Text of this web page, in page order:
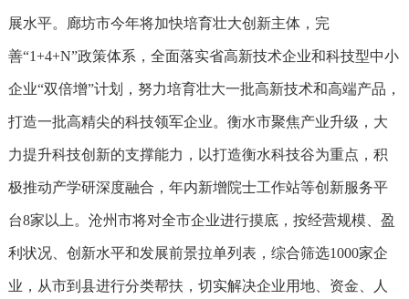
展水平。廊坊市今年将加快培育壮大创新主体，完
善“1+4+N”政策体系，全面落实省高新技术企业和科技型中小
企业“双倍增”计划，努力培育壮大一批高新技术和高端产品，
打造一批高精尖的科技领军企业。衡水市聚焦产业升级，大
力提升科技创新的支撑能力，以打造衡水科技谷为重点，积
极推动产学研深度融合，年内新增院士工作站等创新服务平
台8家以上。沧州市将对全市企业进行摸底，按经营规模、盈
利状况、创新水平和发展前景拉单列表，综合筛选1000家企
业，从市到县进行分类帮扶，切实解决企业用地、资金、人